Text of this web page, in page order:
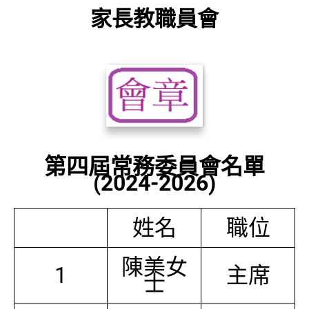
家長教職員會
第四屆常務委員會名單
(2024-2026)
姓名
職位
1
陳美女
士 主席